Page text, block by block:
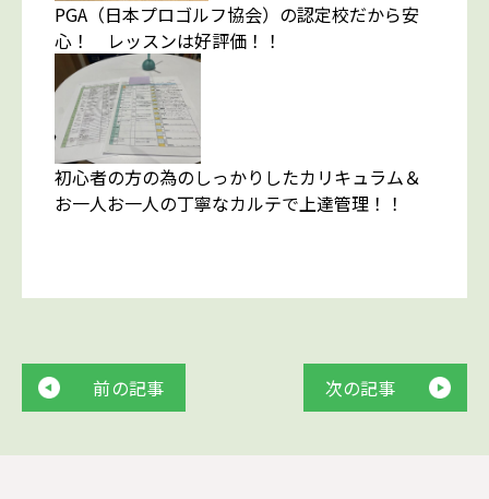
PGA（日本プロゴルフ協会）の認定校だから安
心！ レッスンは好評価！！
初心者の方の為のしっかりしたカリキュラム＆
お一人お一人の丁寧なカルテで上達管理！！
前の記事 次の記事